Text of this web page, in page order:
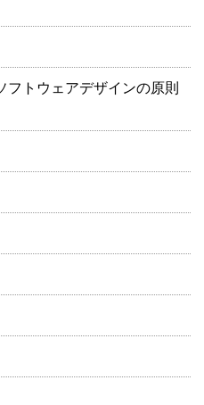
フトウェアデザインの原則